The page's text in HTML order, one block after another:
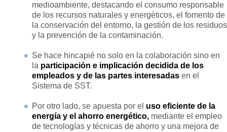
medioambiente, destacando el consumo responsable
de los recursos naturales y energéticos, el fomento de
la conservación del entorno, la gestión de los residuos
y la prevención de la contaminación.
Se hace hincapié no solo en la colaboración sino en
la participación e implicación decidida de los
empleados y de las partes interesadas en el
Sistema de SST.
Por otro lado, se apuesta por el uso eficiente de la
energía y el ahorro energético, mediante el empleo
de tecnologías y técnicas de ahorro y una mejora de